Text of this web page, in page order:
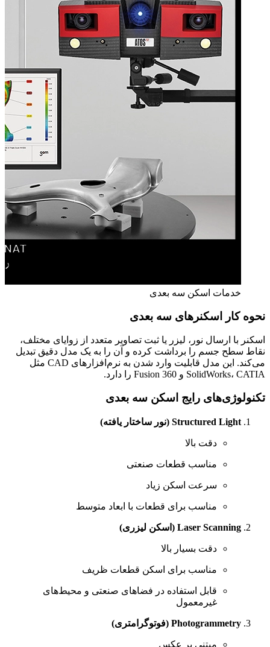
خدمات اسکن سه بعدی
نحوه کار اسکنرهای سه‌ بعدی
اسکنر با ارسال نور، لیزر یا ثبت تصاویر متعدد از زوایای مختلف،
نقاط سطح جسم را برداشت کرده و آن را به یک مدل دقیق تبدیل
می‌کند. این مدل قابلیت وارد شدن به نرم‌افزارهای CAD مثل
SolidWorks، CATIA و Fusion 360 را دارد.
تکنولوژی‌های رایج اسکن سه‌ بعدی
Structured Light (نور ساختار یافته)
دقت بالا
مناسب قطعات صنعتی
سرعت اسکن زیاد
مناسب برای قطعات با ابعاد متوسط
Laser Scanning (اسکن لیزری)
دقت بسیار بالا
مناسب برای اسکن قطعات ظریف
قابل استفاده در فضاهای صنعتی و محیط‌های
غیرمعمول
Photogrammetry (فوتوگرامتری)
مبتنی بر عکس